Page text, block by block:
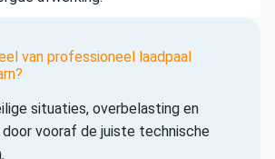
van professioneel laadpaal
situaties, overbelasting en
vooraf de juiste technische